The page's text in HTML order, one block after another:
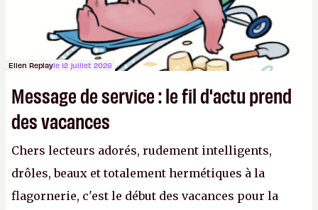
Ellen Replayle 12 juillet 2026
Message de service : le fil d'actu prend
des vacances
Chers lecteurs adorés, rudement intelligents,
drôles, beaux et totalement hermétiques à la
flagornerie, c'est le début des vacances pour la